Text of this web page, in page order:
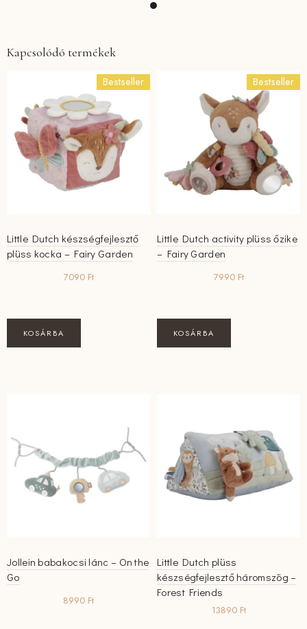
Kapcsolódó termékek
Bestseller
Little Dutch készségfejlesztő
plüss kocka – Fairy Garden
7090 Ft
KOSÁRBA
Bestseller
Little Dutch activity plüss őzike
– Fairy Garden
7990 Ft
KOSÁRBA
Jollein babakocsi lánc – On the
Go
8990 Ft
Little Dutch plüss
készségfejlesztő háromszög –
Forest Friends
13890 Ft